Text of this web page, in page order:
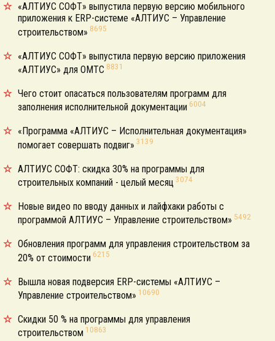
«АЛТИУС СОФТ» выпустила первую версию мобильного
приложения к ERP-системе «АЛТИУС – Управление
строительством» 8695
«АЛТИУС СОФТ» выпустила первую версию приложения
«АЛТИУС» для ОМТС 8831
Чего стоит опасаться пользователям программ для
заполнения исполнительной документации 6004
«Программа «АЛТИУС – Исполнительная документация»
помогает совершать подвиг» 3139
АЛТИУС СОФТ: скидка 30% на программы для
строительных компаний - целый месяц 3074
Новые видео по вводу данных и лайфхаки работы с
программой АЛТИУС – Управление строительством» 5492
Обновления программ для управления строительством за
20% от стоимости 6215
Вышла новая подверсия ERP-системы «АЛТИУС –
Управление строительством» 10690
Скидки 50 % на программы для управления
строительством 10863